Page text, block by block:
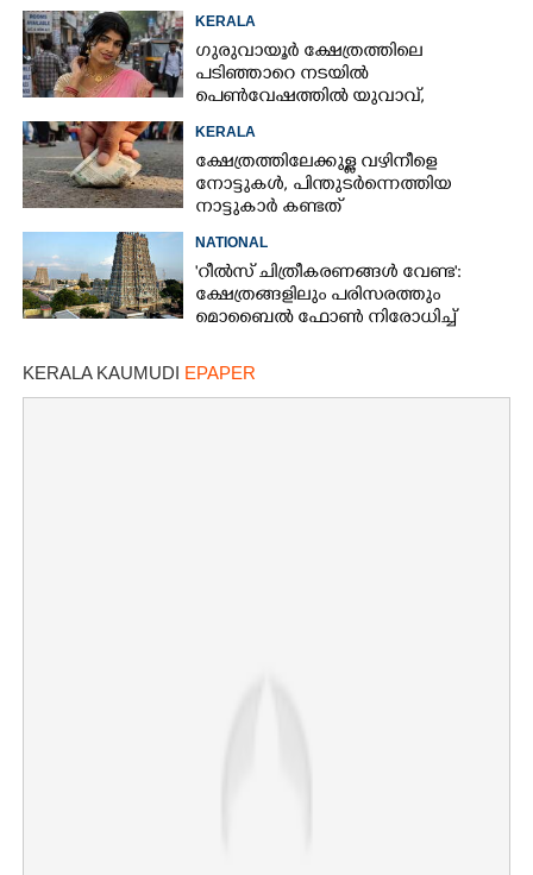
KERALA
ഗുരുവായൂർ ക്ഷേത്രത്തിലെ
പടിഞ്ഞാറെ നടയിൽ
പെൺവേഷത്തിൽ യുവാവ്,​
തെളിഞ്ഞത് വൻഗൂഢാലോചന
KERALA
ക്ഷേത്രത്തിലേക്കുള്ള വഴിനീളെ
നോട്ടുകൾ,​ പിന്തുടർന്നെത്തിയ
നാട്ടുകാർ കണ്ടത്
NATIONAL
'റീൽസ് ചിത്രീകരണങ്ങൾ വേണ്ട':
ക്ഷേത്രങ്ങളിലും പരിസരത്തും
മൊബൈൽ ഫോൺ നിരോധിച്ച്
KERALA KAUMUDI EPAPER